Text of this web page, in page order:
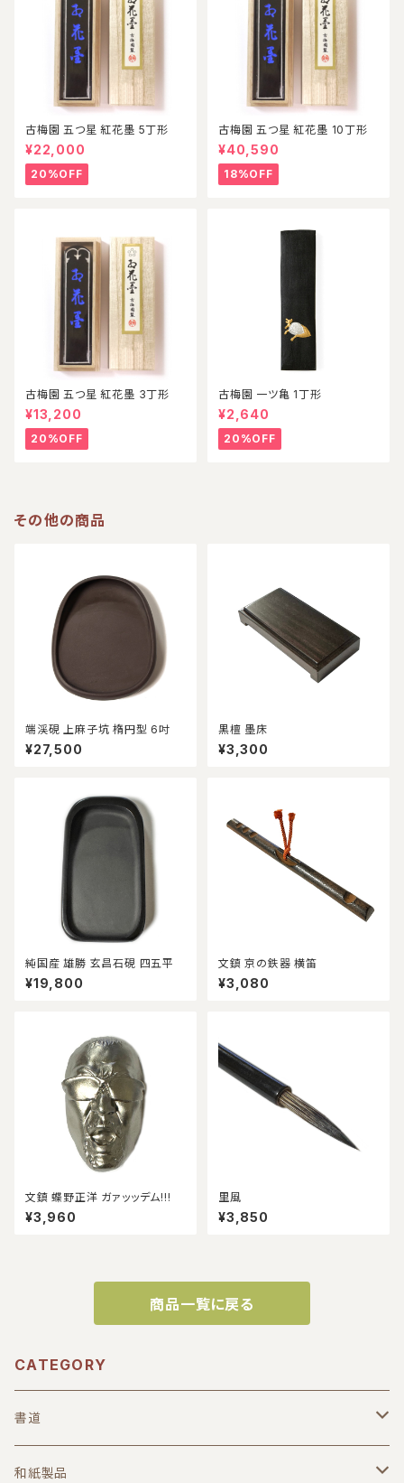
古梅園 五つ星 紅花墨 5丁形
¥22,000
20%OFF
古梅園 五つ星 紅花墨 10丁形
¥40,590
18%OFF
古梅園 五つ星 紅花墨 3丁形
¥13,200
20%OFF
古梅園 一ツ亀 1丁形
¥2,640
20%OFF
その他の商品
端渓硯 上麻子坑 楕円型 6吋
¥27,500
黒檀 墨床
¥3,300
純国産 雄勝 玄昌石硯 四五平
¥19,800
文鎮 京の鉄器 横笛
¥3,080
文鎮 蝶野正洋 ガァッッデム!!!
¥3,960
里風
¥3,850
商品一覧に戻る
CATEGORY
書道
筆
和紙製品